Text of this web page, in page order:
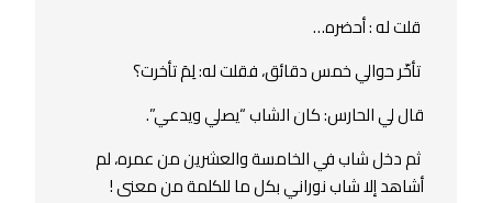
قلت له : أحضره…
تأخّر حوالي خمس دقائق، فقلت له: لِمَ تأخرت؟
قال لي الحارس: كان الشاب “يصلي ويدعي”.
ثم دخل شاب في الخامسة والعشرين من عمره، لم
أشاهد إﻻ شاب نوراني بكل ما للكلمة من معنى !